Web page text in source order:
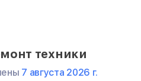
техники
7 августа 2026 г.